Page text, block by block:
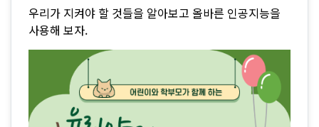
우리가 지켜야 할 것들을 알아보고 올바른 인공지능을
사용해 보자.